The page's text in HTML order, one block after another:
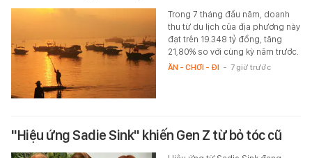
Trong 7 tháng đầu năm, doanh
thu từ du lịch của địa phương này
đạt trên 19.348 tỷ đồng, tăng
21,80% so với cùng kỳ năm trước.
ĂN - CHƠI - ĐI - 7 giờ trước
"Hiệu ứng Sadie Sink" khiến Gen Z từ bỏ tóc cũ